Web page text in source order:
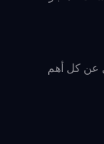
عن كل أهم